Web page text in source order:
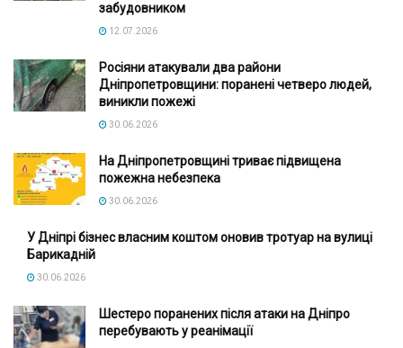
забудовником
12.07.2026
Росіяни атакували два райони
Дніпропетровщини: поранені четверо людей,
виникли пожежі
30.06.2026
На Дніпропетровщині триває підвищена
пожежна небезпека
30.06.2026
У Дніпрі бізнес власним коштом оновив тротуар на вулиці
Барикадній
30.06.2026
Шестеро поранених після атаки на Дніпро
перебувають у реанімації